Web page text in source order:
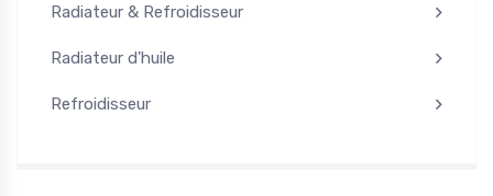
Radiateur & Refroidisseur
Radiateur d'huile
Refroidisseur